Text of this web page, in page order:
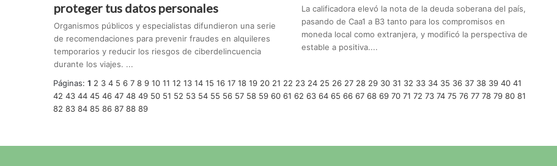
proteger tus datos personales
Organismos públicos y especialistas difundieron una serie
de recomendaciones para prevenir fraudes en alquileres
temporarios y reducir los riesgos de ciberdelincuencia
durante los viajes. ...
La calificadora elevó la nota de la deuda soberana del país,
pasando de Caa1 a B3 tanto para los compromisos en
moneda local como extranjera, y modificó la perspectiva de
estable a positiva....
Páginas: 1 2 3 4 5 6 7 8 9 10 11 12 13 14 15 16 17 18 19 20 21 22 23 24 25 26 27 28 29 30 31 32 33 34 35 36 37 38 39 40 41
42 43 44 45 46 47 48 49 50 51 52 53 54 55 56 57 58 59 60 61 62 63 64 65 66 67 68 69 70 71 72 73 74 75 76 77 78 79 80 81
82 83 84 85 86 87 88 89